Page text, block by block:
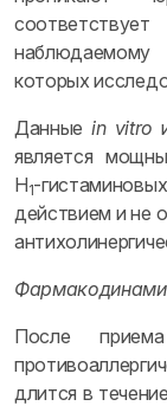
которых
Данныеin vitro
является
H1-
действием и не
После
длится в